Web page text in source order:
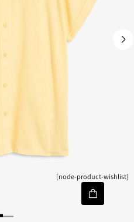
[node-product-wishlist]